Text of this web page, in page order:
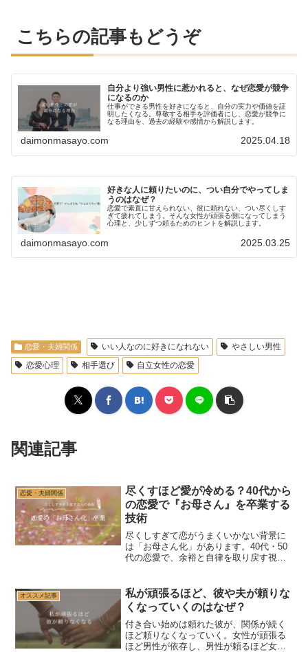
こちらの記事もどうぞ
自分より強い男性に惹かれると、なぜ恋愛が競争
になるのか
仕事ができる男性を好きになると、自分の実力や価値を証
明したくなる。尊敬する相手を評価者にし、恋愛が競争に
なる理由を、過去の経験や感情から解説します。
daimonmasayo.com 2025.04.18
好きな人に頼りたいのに、つい自分でやってしま
うのはなぜ？
恋愛で素直に甘えられない、彼に頼れない、つい尽くしす
ぎて疲れてしまう。そんな女性が頑張る側になってしまう
心理と、少しずつ頼るためのヒントを解説します。
daimonmasayo.com 2025.03.25
恋愛・夫婦関係 いい人なのに好きになれない
やさしい男性
恋愛心理
相手選び 自立女性の恋愛
関連記事
恋愛・夫婦関係
尽くすほど愛が冷める？40代から
の恋愛で『お母さん』を卒業する
技術
尽くしすぎて恋がうまくいかない背景に
は「お母さん化」があります。40代・50
代の恋愛で、余裕と自律を取り戻す視点
オススメ記事
私が頑張るほど、彼や夫が頼りな
くなっていくのはなぜ？
付き合い始めは頼れた彼が、関係が続く
ほど頼りなくなっていく。女性が頑張る
ほど男性が依存し、男性が頼るほど女性